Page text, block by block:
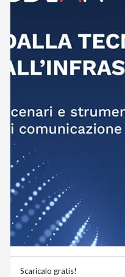
Scaricalo gratis!